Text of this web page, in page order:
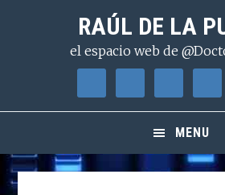
contenido
RAÚL DE LA
el espacio web de
MENU